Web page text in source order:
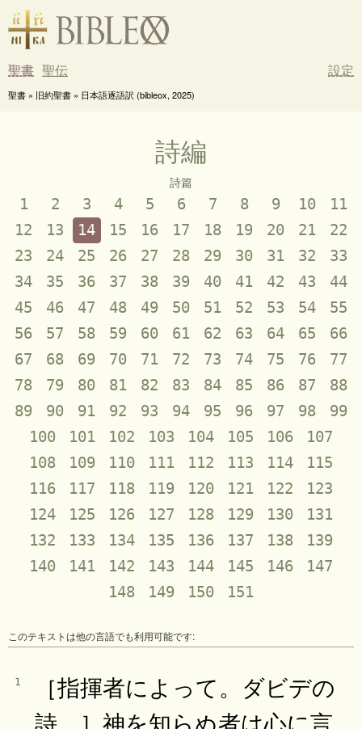
聖書 聖伝 設定
聖書 » 旧約聖書 » 日本語逐語訳 (bibleox, 2025)
詩編
詩篇
1 2 3 4 5 6 7 8 9 10
11
12
13 14 15 16 17 18 19 20 21
22
23
24 25 26 27 28 29 30 31 32
33
34
35 36 37 38 39 40 41 42 43
44
45
46 47 48 49 50 51 52 53 54
55
56
57 58 59 60 61 62 63 64 65
66
67
68 69 70 71 72 73 74 75 76
77
78
79 80 81 82 83 84 85 86 87
88
89
90 91 92 93 94 95 96 97 98
99
100
101 102 103 104 105 106
107
108
109 110 111 112 113 114
115
116
117 118 119 120 121 122
123
124
125 126 127 128 129 130
131
132
133 134 135 136 137 138
139
140
141 142 143 144 145 146
147
148
149 150 151
このテキストは他の言語でも利用可能です:
1
［指揮者によって。ダビデの
詩。］神を知らぬ者は心に言